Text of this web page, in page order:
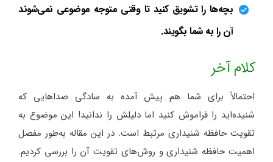
بچه‌ها را تشویق کنید تا وقتی متوجه موضوعی نمی‌شوند
آن را به شما بگویند.
کلام آخر
احتمالاً برای شما هم پیش آمده به سادگی صداهایی که
شنیده‌اید را فراموش کنید اما دلیلش را ندانید! این موضوع به
تقویت حافظه شنیداری مرتبط است. در این مقاله به‌طور مفصل
اهمیت حافظه شنیداری و روش‌های تقویت آن را بررسی کردیم.